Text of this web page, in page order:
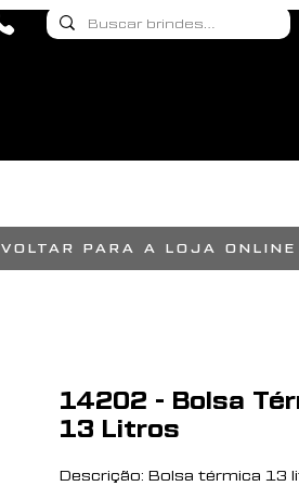
14202 - Bolsa
13 Litros
Descrição: Bolsa térmica 13
VOLTAR PARA A LOJA ONLINE